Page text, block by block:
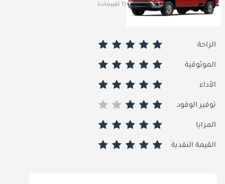
(1 تقييمات)
الراحة
الموثوقية
الأداء
توفير الوقود
المزايا
القيمة النقدية